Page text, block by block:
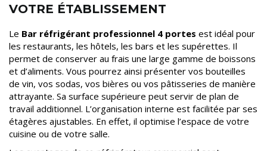
VOTRE ÉTABLISSEMENT
Le Bar réfrigérant professionnel 4 portes est idéal pour
les restaurants, les hôtels, les bars et les supérettes. Il
permet de conserver au frais une large gamme de boissons
et d’aliments. Vous pourrez ainsi présenter vos bouteilles
de vin, vos sodas, vos bières ou vos pâtisseries de manière
attrayante. Sa surface supérieure peut servir de plan de
travail additionnel. L’organisation interne est facilitée par ses
étagères ajustables. En effet, il optimise l’espace de votre
cuisine ou de votre salle.